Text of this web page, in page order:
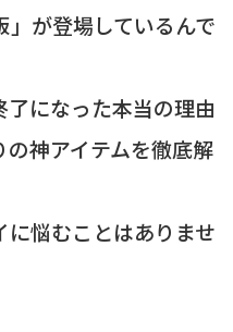
」が登場しているんで
になった本当の理由
の神アイテムを徹底解
に悩むことはありませ